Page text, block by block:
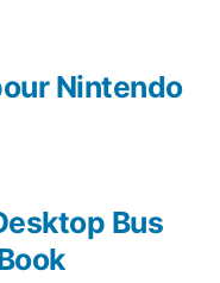
:
Bus
:
Nintendo